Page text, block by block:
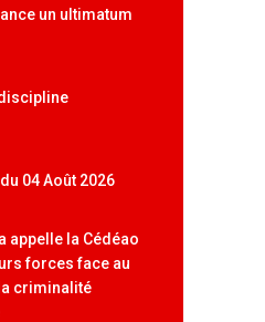
un ultimatum
04 Août 2026
appelle la Cédéao
forces face au
criminalité